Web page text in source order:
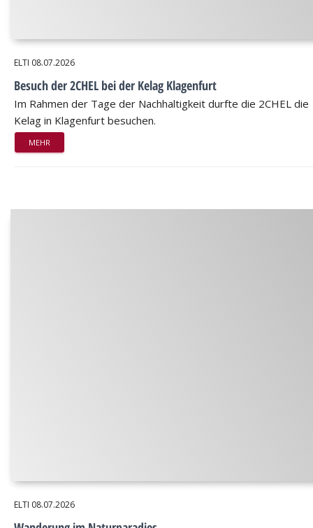
ELTI 08.07.2026
Besuch der 2CHEL bei der Kelag Klagenfurt
Im Rahmen der Tage der Nachhaltigkeit durfte die 2CHEL die
Kelag in Klagenfurt besuchen.
MEHR
ELTI 08.07.2026